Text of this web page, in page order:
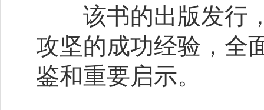
该书的出版发行，
攻坚的成功经验，全
鉴和重要启示。